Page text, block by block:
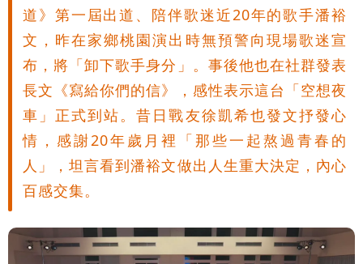
道》第一屆出道、陪伴歌迷近20年的歌手潘裕
文，昨在家鄉桃園演出時無預警向現場歌迷宣
布，將「卸下歌手身分」。事後他也在社群發表
長文《寫給你們的信》，感性表示這台「空想夜
車」正式到站。昔日戰友徐凱希也發文抒發心
情，感謝20年歲月裡「那些一起熬過青春的
人」，坦言看到潘裕文做出人生重大決定，內心
百感交集。